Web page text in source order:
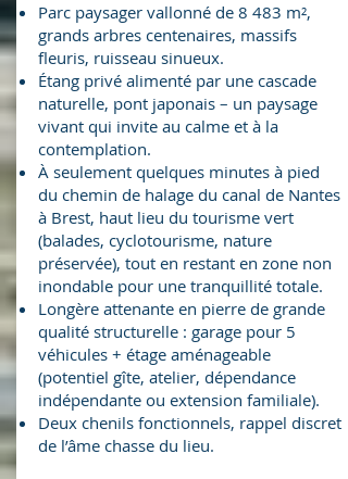
Parc paysager vallonné de 8 483 m²,
grands arbres centenaires, massifs
fleuris, ruisseau sinueux.
Étang privé alimenté par une cascade
naturelle, pont japonais – un paysage
vivant qui invite au calme et à la
contemplation.
À seulement quelques minutes à pied
du chemin de halage du canal de Nantes
à Brest, haut lieu du tourisme vert
(balades, cyclotourisme, nature
préservée), tout en restant en zone non
inondable pour une tranquillité totale.
Longère attenante en pierre de grande
qualité structurelle : garage pour 5
véhicules + étage aménageable
(potentiel gîte, atelier, dépendance
indépendante ou extension familiale).
Deux chenils fonctionnels, rappel discret
de l’âme chasse du lieu.